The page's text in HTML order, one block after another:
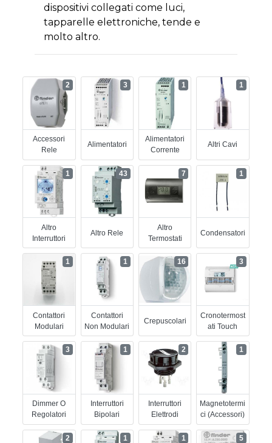
dispositivi collegati come luci,
tapparelle elettroniche, tende e
molto altro.
Accessori
Rele
2
Alimentatori
3
Alimentatori
Corrente
1
Altri Cavi
1
Altro
Interruttori
1
Altro Rele
43
Altro
Termostati
7
Condensatori
1
Contattori
Modulari
1
Contattori
Non Modulari
1
Crepuscolari
16
Cronotermost
Ati Touch
3
Dimmer O
Regolatori
3
Interruttori
Bipolari
1
Interruttori
Elettrodi
2
Magnetotermi
Ci (accessori)
1
2 1 1 5